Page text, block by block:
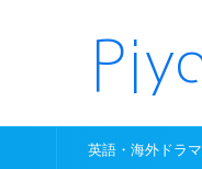
英語・海外ドラマ